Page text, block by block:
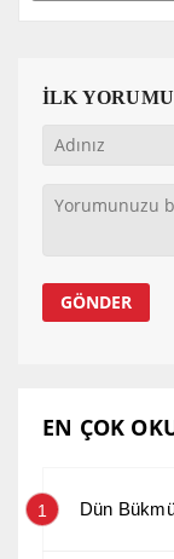
İLK
EN ÇOK
1 Dün